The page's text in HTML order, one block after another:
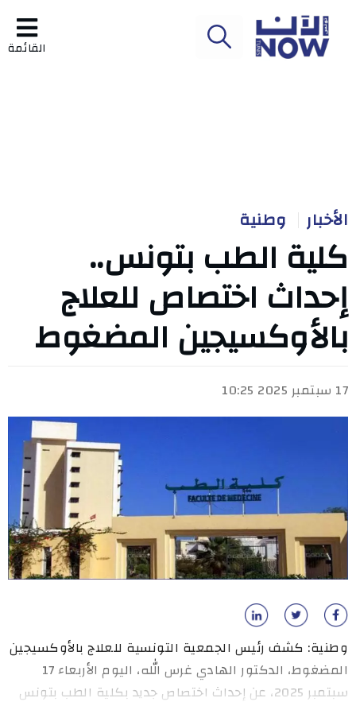
القائمة
الأخبار وطنية
كلية الطب بتونس..
إحداث اختصاص للعلاج
بالأوكسيجين المضغوط
17 سبتمبر 2025 10:25
وطنية: كشف رئيس الجمعية التونسية للعلاج بالأوكسيجين
المضغوط، الدكتور الهادي غرس الله، اليوم الأربعاء 17
سبتمبر 2025، عن إحداث اختصاص جديد بكلية الطب بتونس